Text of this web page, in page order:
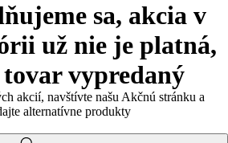
sa, akcia v
už nie je platná,
vypredaný
akcií, navštívte našu Akčnú stránku a
alternatívne produkty